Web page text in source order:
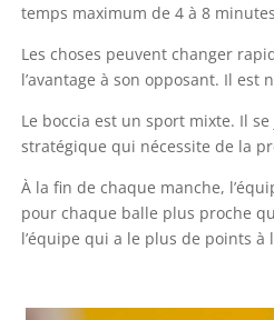
temps maximum de 4 à 8
Les choses peuvent changer
l’avantage à son opposant. Il est
Le boccia est un sport mixte. Il
stratégique qui nécessite de la
À la fin de chaque manche,
pour chaque balle plus proche
l’équipe qui a le plus de points